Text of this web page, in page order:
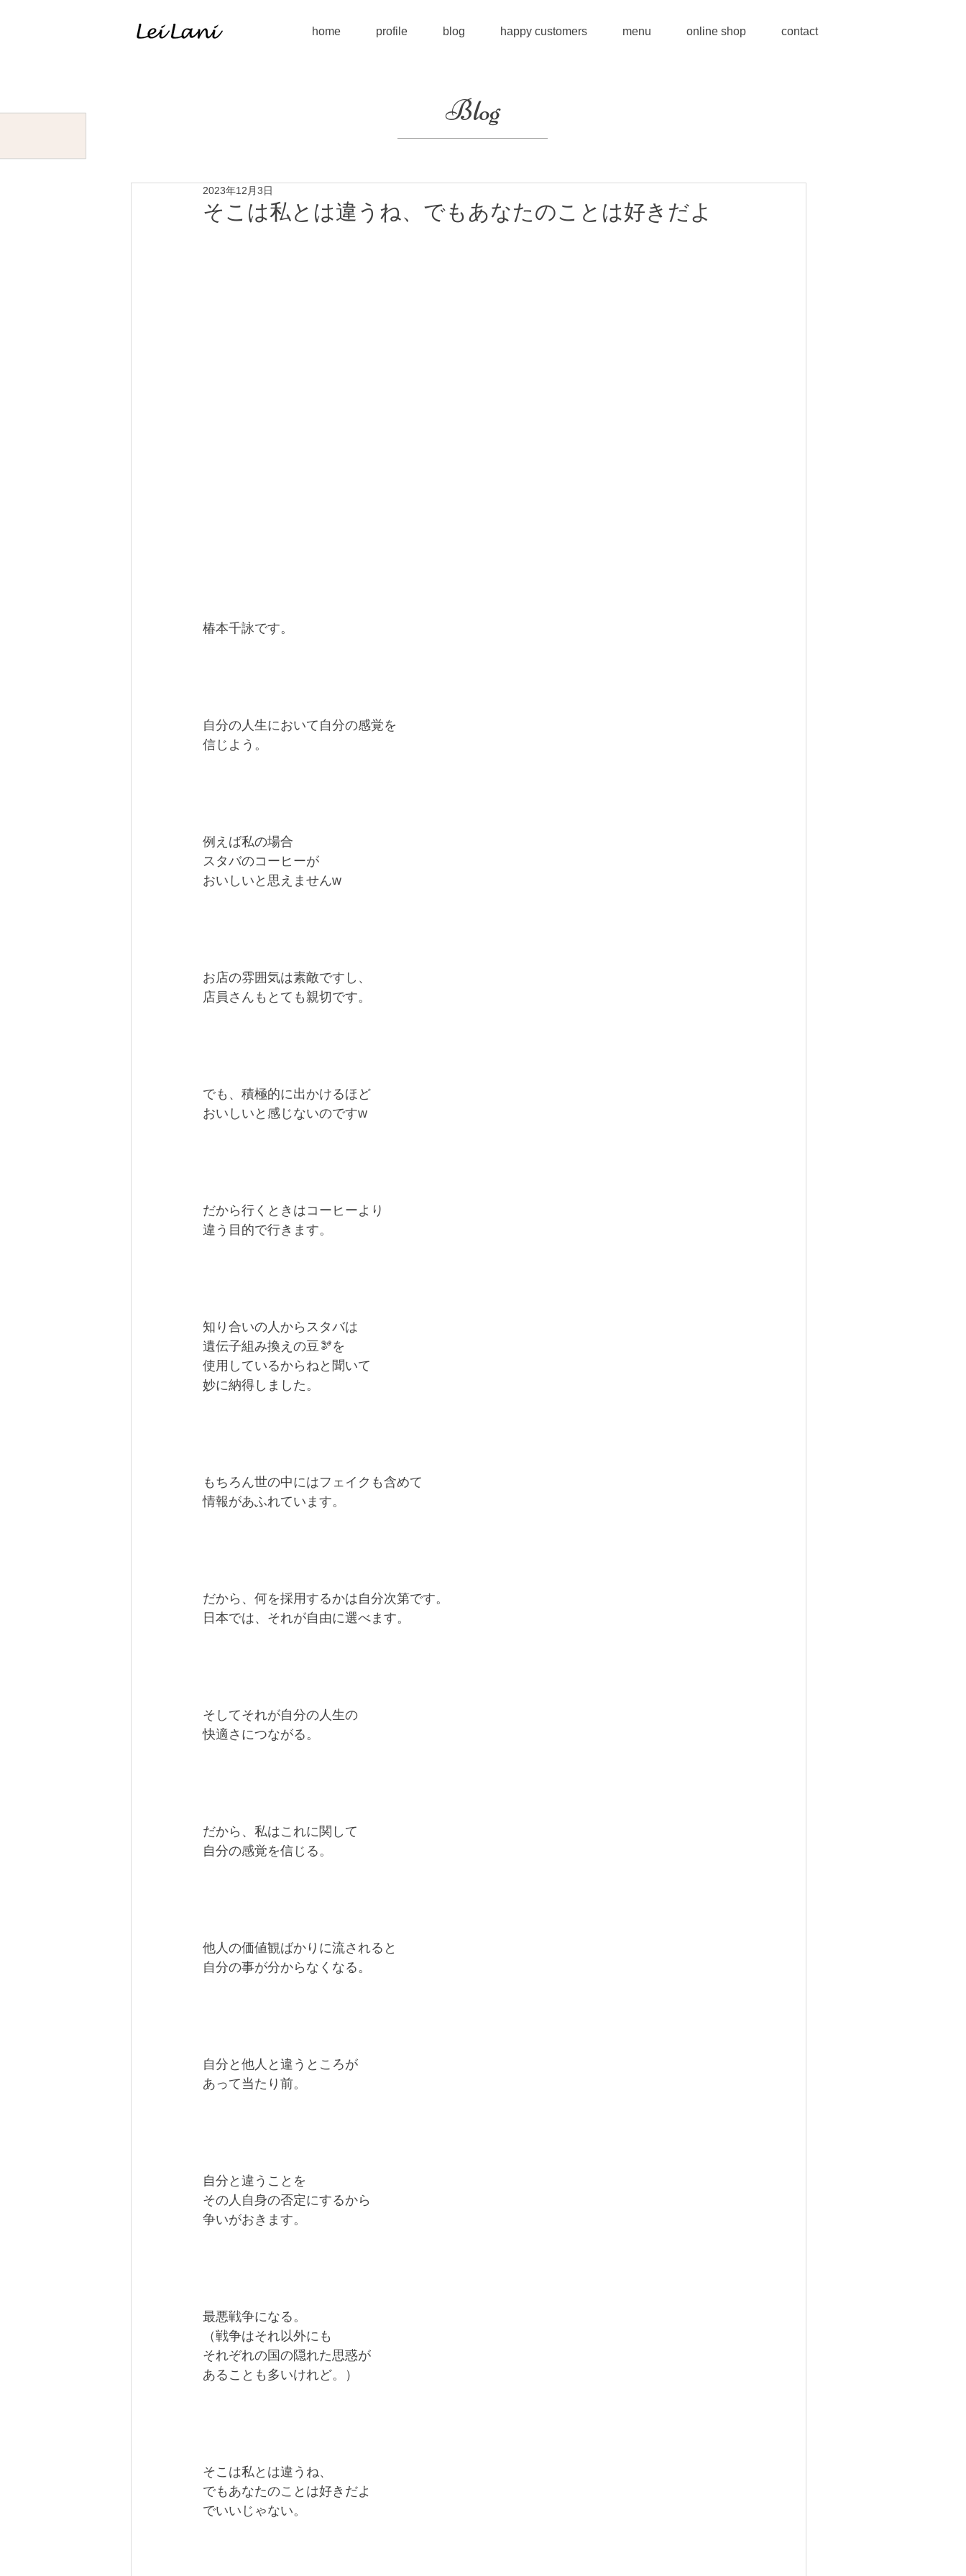
home profile blog happy customers menu online shop contact
Blog
そこは私とは違うね、でもあなたのことは好きだよ
2023年12月3日
椿本千詠です。
自分の人生において自分の感覚を
信じよう。
例えば私の場合
スタバのコーヒーが
おいしいと思えませんw
お店の雰囲気は素敵ですし、
店員さんもとても親切です。
でも、積極的に出かけるほど
おいしいと感じないのですw
だから行くときはコーヒーより
違う目的で行きます。
知り合いの人からスタバは
遺伝子組み換えの豆🫘を
使用しているからねと聞いて
妙に納得しました。
もちろん世の中にはフェイクも含めて
情報があふれています。
だから、何を採用するかは自分次第です。
日本では、それが自由に選べます。
そしてそれが自分の人生の
快適さにつながる。
だから、私はこれに関して
自分の感覚を信じる。
他人の価値観ばかりに流されると
自分の事が分からなくなる。
自分と他人と違うところが
あって当たり前。
自分と違うことを
その人自身の否定にするから
争いがおきます。
最悪戦争になる。
（戦争はそれ以外にも
それぞれの国の隠れた思惑が
あることも多いけれど。）
そこは私とは違うね、
でもあなたのことは好きだよ
でいいじゃない。